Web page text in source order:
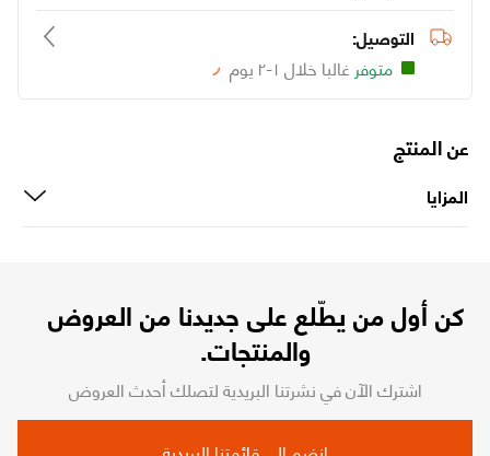
التوصيل:
متوفر غالبا خلال ١-٢ يوم Loading...
عن المنتج
المزايا
كن أول من يطّلع على جديدنا من العروض
والمنتجات.
اشترك الآن في نشرتنا البريدية لتصلك أحدث العروض